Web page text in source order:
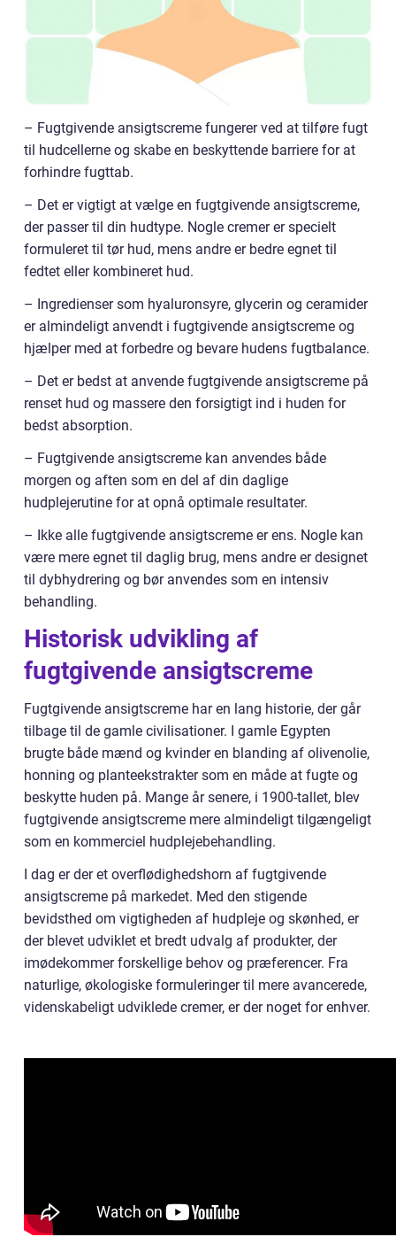
– Fugtgivende ansigtscreme fungerer ved at tilføre fugt
til hudcellerne og skabe en beskyttende barriere for at
forhindre fugttab.
– Det er vigtigt at vælge en fugtgivende ansigtscreme,
der passer til din hudtype. Nogle cremer er specielt
formuleret til tør hud, mens andre er bedre egnet til
fedtet eller kombineret hud.
– Ingredienser som hyaluronsyre, glycerin og ceramider
er almindeligt anvendt i fugtgivende ansigtscreme og
hjælper med at forbedre og bevare hudens fugtbalance.
– Det er bedst at anvende fugtgivende ansigtscreme på
renset hud og massere den forsigtigt ind i huden for
bedst absorption.
– Fugtgivende ansigtscreme kan anvendes både
morgen og aften som en del af din daglige
hudplejerutine for at opnå optimale resultater.
– Ikke alle fugtgivende ansigtscreme er ens. Nogle kan
være mere egnet til daglig brug, mens andre er designet
til dybhydrering og bør anvendes som en intensiv
behandling.
Historisk udvikling af
fugtgivende ansigtscreme
Fugtgivende ansigtscreme har en lang historie, der går
tilbage til de gamle civilisationer. I gamle Egypten
brugte både mænd og kvinder en blanding af olivenolie,
honning og planteekstrakter som en måde at fugte og
beskytte huden på. Mange år senere, i 1900-tallet, blev
fugtgivende ansigtscreme mere almindeligt tilgængeligt
som en kommerciel hudplejebehandling.
I dag er der et overflødighedshorn af fugtgivende
ansigtscreme på markedet. Med den stigende
bevidsthed om vigtigheden af hudpleje og skønhed, er
der blevet udviklet et bredt udvalg af produkter, der
imødekommer forskellige behov og præferencer. Fra
naturlige, økologiske formuleringer til mere avancerede,
videnskabeligt udviklede cremer, er der noget for enhver.